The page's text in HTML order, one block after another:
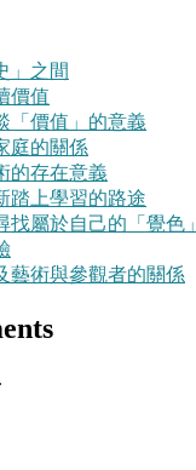
」之間
價值
「價值」的意義
庭的關係
的存在意義
踏上學習的路途
找屬於自己的「覺色」
藝術與參觀者的關係